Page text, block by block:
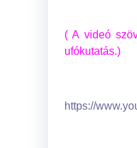
( A videó
ufókutatás.)
https://